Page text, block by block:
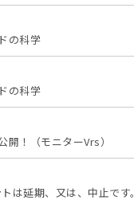
の科学
の科学
開！（モニターVrs）
は延期、又は、中止です。